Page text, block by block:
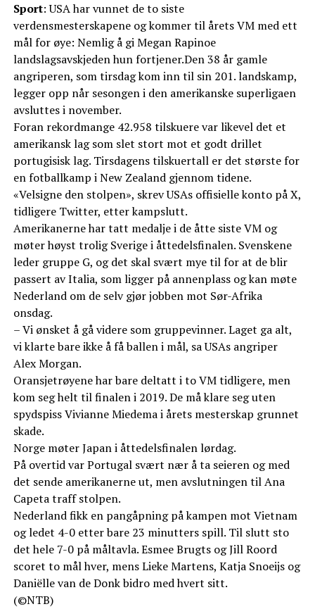
Sport: USA har vunnet de to siste
verdensmesterskapene og kommer til årets VM med ett
mål for øye: Nemlig å gi Megan Rapinoe
landslagsavskjeden hun fortjener.Den 38 år gamle
angriperen, som tirsdag kom inn til sin 201. landskamp,
legger opp når sesongen i den amerikanske superligaen
avsluttes i november.
Foran rekordmange 42.958 tilskuere var likevel det et
amerikansk lag som slet stort mot et godt drillet
portugisisk lag. Tirsdagens tilskuertall er det største for
en fotballkamp i New Zealand gjennom tidene.
«Velsigne den stolpen», skrev USAs offisielle konto på X,
tidligere Twitter, etter kampslutt.
Amerikanerne har tatt medalje i de åtte siste VM og
møter høyst trolig Sverige i åttedelsfinalen. Svenskene
leder gruppe G, og det skal svært mye til for at de blir
passert av Italia, som ligger på annenplass og kan møte
Nederland om de selv gjør jobben mot Sør-Afrika
onsdag.
– Vi ønsket å gå videre som gruppevinner. Laget ga alt,
vi klarte bare ikke å få ballen i mål, sa USAs angriper
Alex Morgan.
Oransjetrøyene har bare deltatt i to VM tidligere, men
kom seg helt til finalen i 2019. De må klare seg uten
spydspiss Vivianne Miedema i årets mesterskap grunnet
skade.
Norge møter Japan i åttedelsfinalen lørdag.
På overtid var Portugal svært nær å ta seieren og med
det sende amerikanerne ut, men avslutningen til Ana
Capeta traff stolpen.
Nederland fikk en pangåpning på kampen mot Vietnam
og ledet 4-0 etter bare 23 minutters spill. Til slutt sto
det hele 7-0 på måltavla. Esmee Brugts og Jill Roord
scoret to mål hver, mens Lieke Martens, Katja Snoeijs og
Daniëlle van de Donk bidro med hvert sitt.
(©NTB)